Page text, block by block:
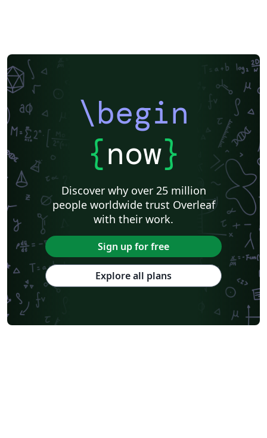
\begin
{now}
Discover why over 25 million
people worldwide trust Overleaf
with their work.
Sign up for free
Explore all plans